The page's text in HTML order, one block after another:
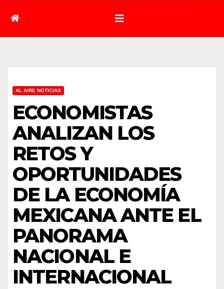
AL AIRE NOTICIAS
ECONOMISTAS
ANALIZAN LOS
RETOS Y
OPORTUNIDADES
DE LA ECONOMÍA
MEXICANA ANTE EL
PANORAMA
NACIONAL E
INTERNACIONAL